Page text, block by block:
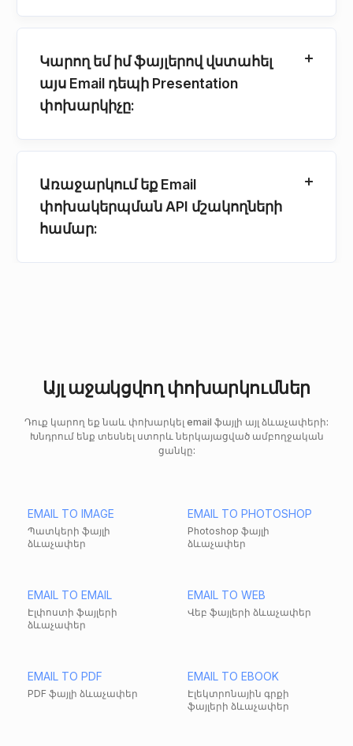
Կարող եմ իմ ֆայլերով վստահել
այս Email դեպի Presentation
փոխարկիչը:
Առաջարկում եք Email
փոխակերպման API մշակողների
համար:
Այլ աջակցվող փոխարկումներ
Դուք կարող եք նաև փոխարկել email ֆայլի այլ ձևաչափերի:
Խնդրում ենք տեսնել ստորև ներկայացված ամբողջական
ցանկը:
EMAIL TO IMAGE
Պատկերի ֆայլի
ձևաչափեր
EMAIL TO PHOTOSHOP
Photoshop ֆայլի
ձևաչափեր
EMAIL TO EMAIL
Էլփոստի ֆայլերի
ձևաչափեր
EMAIL TO WEB
Վեբ ֆայլերի ձևաչափեր
EMAIL TO PDF
PDF ֆայլի ձևաչափեր
EMAIL TO EBOOK
Էլեկտրոնային գրքի
ֆայլերի ձևաչափեր